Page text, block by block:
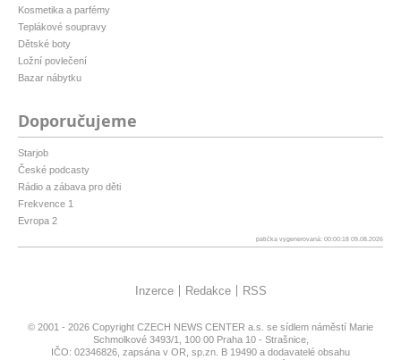
Kosmetika a parfémy
Teplákové soupravy
Dětské boty
Ložní povlečení
Bazar nábytku
Doporučujeme
Starjob
České podcasty
Rádio a zábava pro děti
Frekvence 1
Evropa 2
patička vygenerovaná: 00:00:18 09.08.2026
Inzerce Redakce RSS
© 2001 - 2026 Copyright CZECH NEWS CENTER a.s. se sídlem náměstí Marie
Schmolkové 3493/1, 100 00 Praha 10 - Strašnice,
IČO: 02346826, zapsána v OR, sp.zn. B 19490 a dodavatelé obsahu